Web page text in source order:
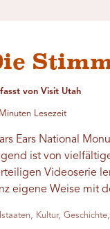
von Visit Utah
Lesezeit
Ears National
ist von
Videoserie
eigene Weise mit
Kultur,